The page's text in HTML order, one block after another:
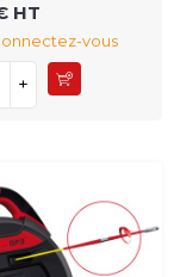
HT
vous
+